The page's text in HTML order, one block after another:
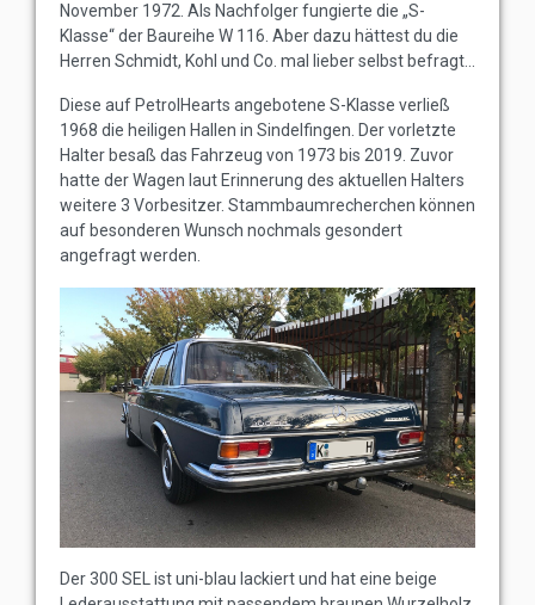
November 1972. Als Nachfolger fungierte die „S-
Klasse“ der Baureihe W 116. Aber dazu hättest du die
Herren Schmidt, Kohl und Co. mal lieber selbst befragt...
Diese auf PetrolHearts angebotene S-Klasse verließ
1968 die heiligen Hallen in Sindelfingen. Der vorletzte
Halter besaß das Fahrzeug von 1973 bis 2019. Zuvor
hatte der Wagen laut Erinnerung des aktuellen Halters
weitere 3 Vorbesitzer. Stammbaumrecherchen können
auf besonderen Wunsch nochmals gesondert
angefragt werden.
Der 300 SEL ist uni-blau lackiert und hat eine beige